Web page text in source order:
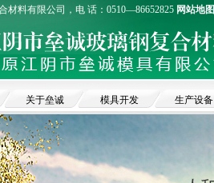
材料有限公司，电 话：0510—86652825 网站地图
关于垒诚 模具开发 生产设备